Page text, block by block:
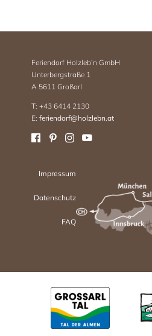
Feriendorf Holzleb’n GmbH
Unterbergstraße 1
A 5611 Großarl
T: +43 6414 2130
E:feriendorf@holzlebn.at
Impressum
Datenschutz
FAQ